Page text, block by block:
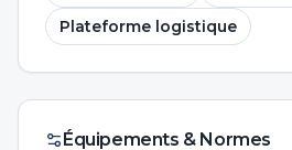
Plateforme logistique
Équipements & Normes